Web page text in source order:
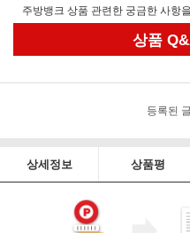
주방뱅크 상품 관련한 궁금한 사항
상품
등록된
상세정보 상품평